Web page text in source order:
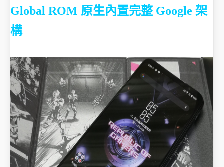
Global ROM 原生內置完整 Google 架
構